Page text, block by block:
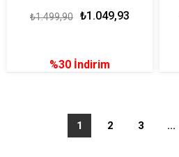
₺1.049,93
₺1.499,90
%30 İndirim
1 2 3 ...